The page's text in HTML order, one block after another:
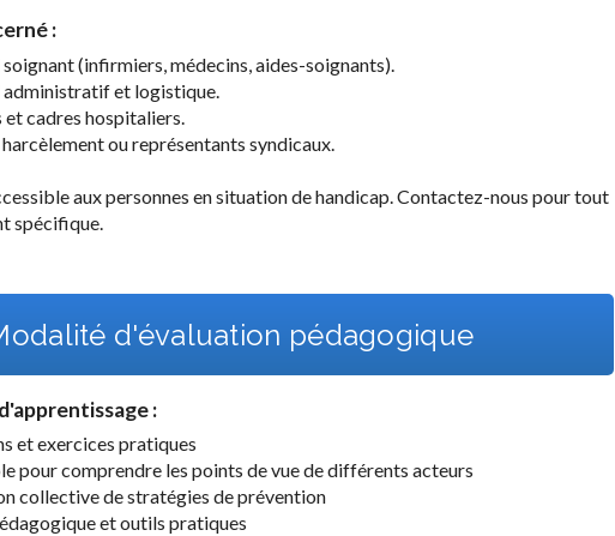
:
soignant (infirmiers, médecins, aides-soignants).
administratif et logistique.
cadres hospitaliers.
ou représentants syndicaux.
aux personnes en situation de handicap. Contactez-nous pour tout
spécifique.
d'évaluation pédagogique
:
et exercices pratiques
pour comprendre les points de vue de différents acteurs
collective de stratégies de prévention
et outils pratiques